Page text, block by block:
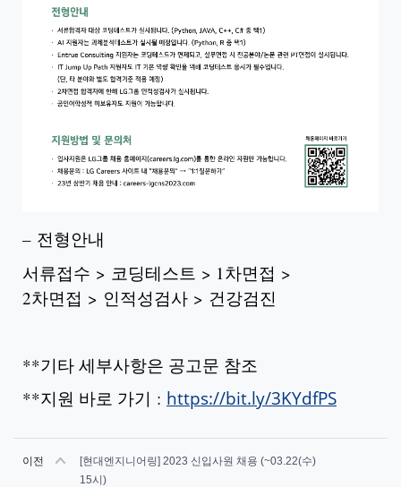
– 전형안내
서류접수 > 코딩테스트 > 1 차면접 >
2차면접 > 인적성검사 > 건강검진
**기타 세부사항은 공고문 참조
**지원 바로 가기 : https://bit.ly/3KYdfPS
이전
[현대엔지니어링] 2023 신입사원 채용 (~03.22(수)
15시)